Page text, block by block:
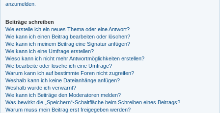
anzumelden.
Beiträge schreiben
Wie erstelle ich ein neues Thema oder eine Antwort?
Wie kann ich einen Beitrag bearbeiten oder löschen?
Wie kann ich meinem Beitrag eine Signatur anfügen?
Wie kann ich eine Umfrage erstellen?
Wieso kann ich nicht mehr Antwortmöglichkeiten erstellen?
Wie bearbeite oder lösche ich eine Umfrage?
Warum kann ich auf bestimmte Foren nicht zugreifen?
Weshalb kann ich keine Dateianhänge anfügen?
Weshalb wurde ich verwarnt?
Wie kann ich Beiträge den Moderatoren melden?
Was bewirkt die „Speichern“-Schaltfläche beim Schreiben eines Beitrags?
Warum muss mein Beitrag erst freigegeben werden?